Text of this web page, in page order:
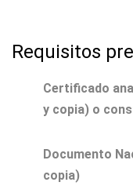
Requisitos
Certificado
y copia) o
Documento
copia)